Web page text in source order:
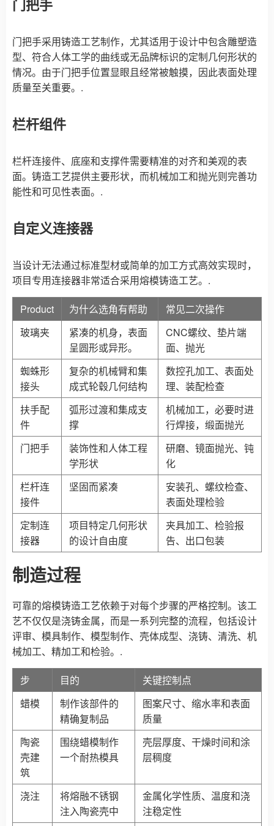
门把手
门把手采用铸造工艺制作，尤其适用于设计中包含雕塑造
型、符合人体工学的曲线或无品牌标识的定制几何形状的
情况。由于门把手位置显眼且经常被触摸，因此表面处理
质量至关重要。.
栏杆组件
栏杆连接件、底座和支撑件需要精准的对齐和美观的表
面。铸造工艺提供主要形状，而机械加工和抛光则完善功
能性和可见性表面。.
自定义连接器
当设计无法通过标准型材或简单的加工方式高效实现时，
项目专用连接器非常适合采用熔模铸造工艺。.
Product 为什么选角有帮助
常见二次操作
玻璃夹
紧凑的机身，表面
呈圆形或异形。
CNC螺纹、垫片端
面、抛光
蜘蛛形
接头
复杂的机械臂和集
成式轮毂几何结构
数控孔加工、表面处
理、装配检查
扶手配
件
弧形过渡和集成支
撑
机械加工，必要时进
行焊接，缎面抛光
门把手
装饰性和人体工程
学形状
研磨、镜面抛光、钝
化
栏杆连
接件
坚固而紧凑
安装孔、螺纹检查、
表面处理检验
定制连
接器
项目特定几何形状
的设计自由度
夹具加工、检验报
告、出口包装
制造过程
可靠的熔模铸造工艺依赖于对每个步骤的严格控制。该工
艺不仅仅是浇铸金属，而是一系列完整的流程，包括设计
评审、模具制作、模型制作、壳体成型、浇铸、清洗、机
械加工、精加工和检验。.
步 目的
关键控制点
蜡模
制作该部件的
精确复制品
图案尺寸、缩水率和表面
质量
陶瓷
壳建
筑
围绕蜡模制作
一个耐热模具
壳层厚度、干燥时间和涂
层稠度
浇注
将熔融不锈钢
注入陶瓷壳中
金属化学性质、温度和浇
注稳定性